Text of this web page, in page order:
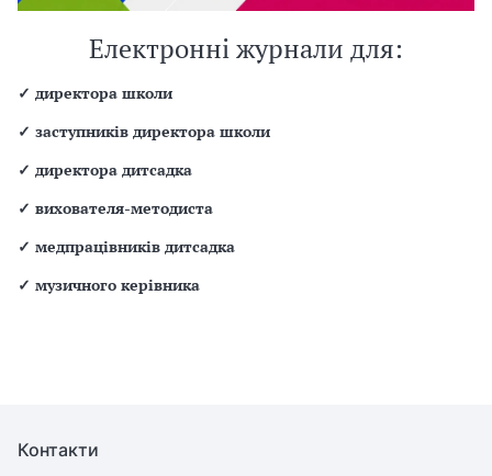
Електронні журнали для:
✓ директора школи
✓ заступників директора школи
✓ директора дитсадка
✓ вихователя-методиста
✓ медпрацівників дитсадка
✓ музичного керівника
Контакти